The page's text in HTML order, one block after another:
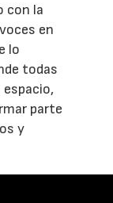
con la
en
lo
todas
parte
y